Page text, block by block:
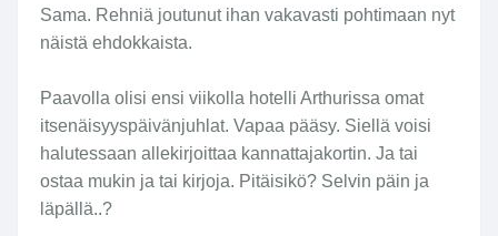
Sama. Rehniä joutunut ihan vakavasti pohtimaan nyt
näistä ehdokkaista.
Paavolla olisi ensi viikolla hotelli Arthurissa omat
itsenäisyyspäivänjuhlat. Vapaa pääsy. Siellä voisi
halutessaan allekirjoittaa kannattajakortin. Ja tai
ostaa mukin ja tai kirjoja. Pitäisikö? Selvin päin ja
läpällä..?